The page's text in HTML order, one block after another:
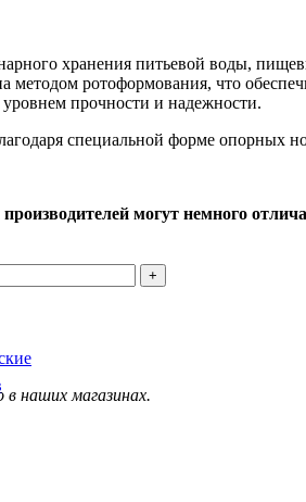
хранения питьевой воды,
методом ротоформования, что
прочности и надежности.
специальной форме опорных
могут немного
наших магазинах.